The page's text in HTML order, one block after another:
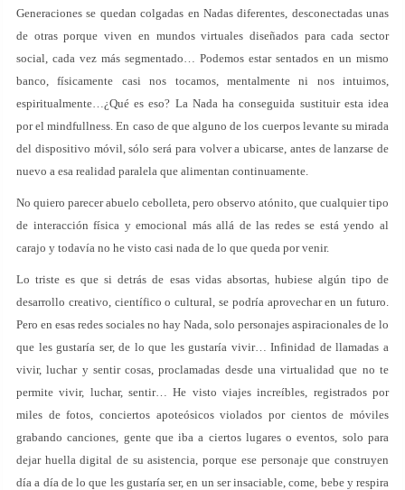
Generaciones se quedan colgadas en Nadas diferentes, desconectadas unas
de otras porque viven en mundos virtuales diseñados para cada sector
social, cada vez más segmentado… Podemos estar sentados en un mismo
banco, físicamente casi nos tocamos, mentalmente ni nos intuimos,
espiritualmente…¿Qué es eso? La Nada ha conseguida sustituir esta idea
por el mindfullness. En caso de que alguno de los cuerpos levante su mirada
del dispositivo móvil, sólo será para volver a ubicarse, antes de lanzarse de
nuevo a esa realidad paralela que alimentan continuamente.
No quiero parecer abuelo cebolleta, pero observo atónito, que cualquier tipo
de interacción física y emocional más allá de las redes se está yendo al
carajo y todavía no he visto casi nada de lo que queda por venir.
Lo triste es que si detrás de esas vidas absortas, hubiese algún tipo de
desarrollo creativo, científico o cultural, se podría aprovechar en un futuro.
Pero en esas redes sociales no hay Nada, solo personajes aspiracionales de lo
que les gustaría ser, de lo que les gustaría vivir… Infinidad de llamadas a
vivir, luchar y sentir cosas, proclamadas desde una virtualidad que no te
permite vivir, luchar, sentir… He visto viajes increíbles, registrados por
miles de fotos, conciertos apoteósicos violados por cientos de móviles
grabando canciones, gente que iba a ciertos lugares o eventos, solo para
dejar huella digital de su asistencia, porque ese personaje que construyen
día a día de lo que les gustaría ser, en un ser insaciable, come, bebe y respira